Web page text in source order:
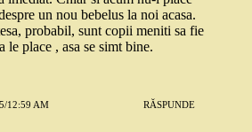
un nou bebelus la noi acasa.
probabil, sunt copii meniti sa fie
place , asa se simt bine.
12:59 AM RĂSPUNDE